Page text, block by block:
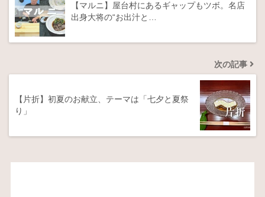
【マルニ】屋台村にあるギャップもツボ。名店
出身大将の“お出汁と…
次の記事
【片折】初夏のお献立、テーマは「七夕と夏祭
り」